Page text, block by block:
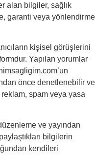
alan bilgiler, sağlık
garanti veya yönlendirme
kişisel görüşlerini
Yapılan yorumlar
önce denetlenebilir ve
reklam, spam veya yasa
ve yayından
bilgilerin
kendileri